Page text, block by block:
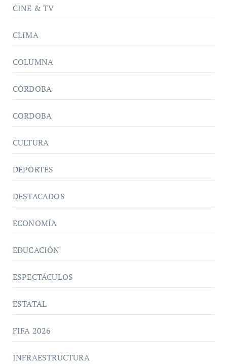
CINE & TV
CLIMA
COLUMNA
CÓRDOBA
CORDOBA
CULTURA
DEPORTES
DESTACADOS
ECONOMÍA
EDUCACIÓN
ESPECTÁCULOS
ESTATAL
FIFA 2026
INFRAESTRUCTURA